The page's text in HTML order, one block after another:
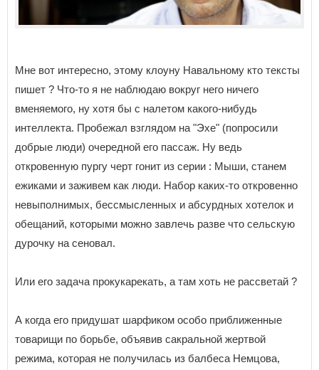
Мне вот интересно, этому клоуну Навальному кто тексты
пишет ? Что-то я не наблюдаю вокруг него ничего
вменяемого, ну хотя бы с налетом какого-нибудь
интеллекта. Пробежал взглядом на "Эхе" (попросили
добрые люди) очередной его пассаж. Ну ведь
откровенную пургу черт гонит из серии : Мыши, станем
ежиками и заживем как люди. Набор каких-то откровенно
невыполнимых, бессмысленных и абсурдных хотелок и
обещаний, которыми можно завлечь разве что сельскую
дурочку на сеновал.
Или его задача прокукарекать, а там хоть не рассветай ?
А когда его придушат шарфиком особо приближенные
товарищи по борьбе, объявив сакральной жертвой
режима, которая не получилась из балбеса Немцова,